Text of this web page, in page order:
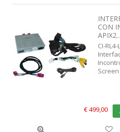
CON
APIX2...
CI-RL4-
€ 499,00